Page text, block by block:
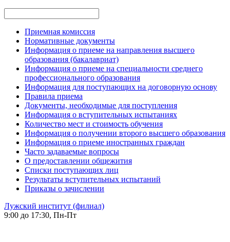
Приемная комиссия
Нормативные документы
Информация о приеме на направления высшего
образования (бакалавриат)
Информация о приеме на специальности среднего
профессионального образования
Информация для поступающих на договорную основу
Правила приема
Документы, необходимые для поступления
Информация о вступительных испытаниях
Количество мест и стоимость обучения
Информация о получении второго высшего образования
Информация о приеме иностранных граждан
Часто задаваемые вопросы
О предоставлении общежития
Списки поступающих лиц
Результаты вступительных испытаний
Приказы о зачислении
Лужский институт (филиал)
9:00 до 17:30, Пн-Пт